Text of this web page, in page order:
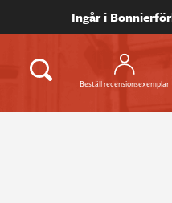
Ingår i
Beställ recensionsexemplar